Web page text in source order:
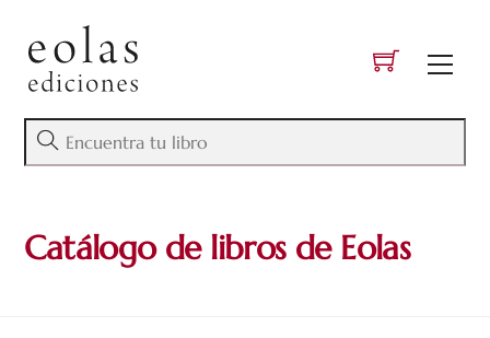
content
Catálogo de libros de Eolas